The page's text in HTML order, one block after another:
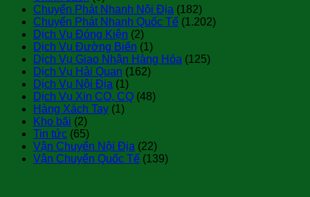
Chuyển Phát Nhanh Nội Địa (182)
Chuyển Phát Nhanh Quốc Tế (1.202)
Dịch Vụ Đóng Kiện (2)
Dịch Vụ Đường Biển (1)
Dịch Vụ Giao Nhận Hàng Hóa (125)
Dịch Vụ Hải Quan (162)
Dịch Vụ Nội Địa (1)
Dịch Vụ Xin CO, CQ (48)
Hàng Xách Tay (1)
Kho bãi (2)
Tin tức (65)
Vận Chuyển Nội Địa (22)
Vận Chuyển Quốc Tế (139)